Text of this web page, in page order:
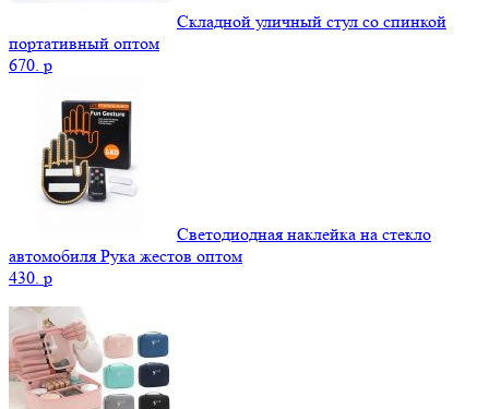
Складной уличный стул со спинкой
портативный оптом
670. p
Светодиодная наклейка на стекло
автомобиля Рука жестов оптом
430. p